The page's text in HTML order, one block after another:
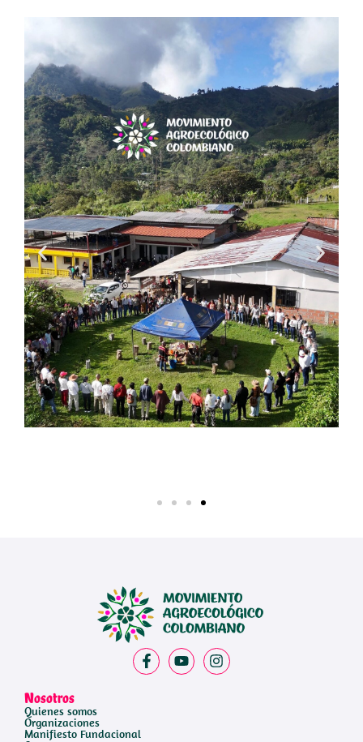
Nosotros
Quienes somos
Organizaciones
Manifiesto Fundacional